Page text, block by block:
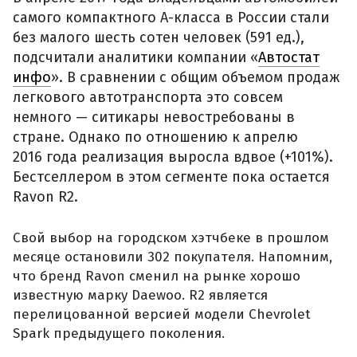
самого компактного А-класса в России стали
без малого шесть сотен человек (591 ед.),
подсчитали аналитики компании «Автостат
инфо». В сравнении с общим объемом продаж
легкового автотранспорта это совсем
немного — ситикары невостребованы в
стране. Однако по отношению к апрелю
2016 года реализация выросла вдвое (+101%).
Бестселлером в этом сегменте пока остается
Ravon R2.
Свой выбор на городском хэтчбеке в прошлом
месяце остановили 302 покупателя. Напомним,
что бренд Ravon сменил на рынке хорошо
известную марку Daewoo. R2 является
перелицованной версией модели Chevrolet
Spark предыдущего поколения.